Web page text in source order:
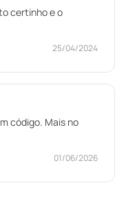
certinho e o
25/04/2024
código. Mais no
01/06/2026